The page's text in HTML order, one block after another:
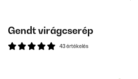
Gendt virágcserép
43 értékelés